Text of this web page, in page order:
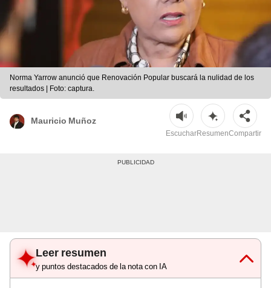
Norma Yarrow anunció que Renovación Popular buscará la nulidad de los
resultados | Foto: captura.
Mauricio Muñoz
EscucharResumenCompartir
Leer resumen
y puntos destacados de la nota con IA